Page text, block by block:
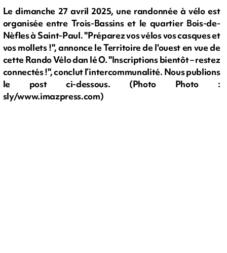
Le dimanche 27 avril 2025, une randonnée à vélo est
organisée entre Trois-Bassins et le quartier Bois-de-
Nèfles à Saint-Paul. "Préparez vos vélos vos casques et
vos mollets !", annonce le Territoire de l'ouest en vue de
cette Rando Vélo dan lé O. "Inscriptions bientôt – restez
connectés !", conclut l’intercommunalité. Nous publions
le post ci-dessous. (Photo Photo :
sly/www.imazpress.com)